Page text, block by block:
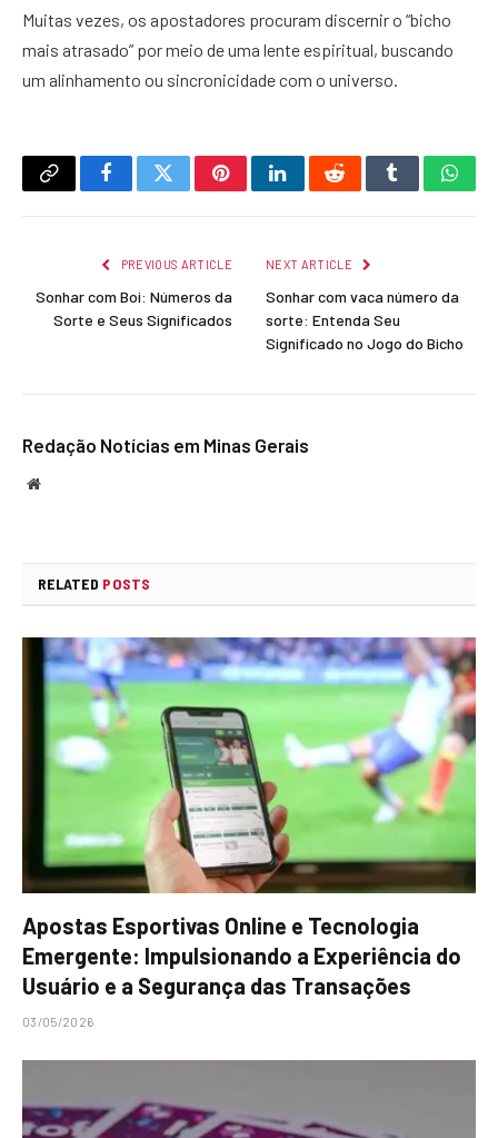
Muitas vezes, os apostadores procuram discernir o “bicho
mais atrasado” por meio de uma lente espiritual, buscando
um alinhamento ou sincronicidade com o universo.
Copy
FacebookTwitterPinterestLinkedInRedditTumblr
PREVIOUS ARTICLE
Sonhar com Boi: Números da
Sorte e Seus Significados
NEXT ARTICLE
Sonhar com vaca número da
sorte: Entenda Seu
Significado no Jogo do Bicho
Redação Notícias em Minas Gerais
Website
RELATED POSTS
Apostas Esportivas Online e Tecnologia
Emergente: Impulsionando a Experiência do
Usuário e a Segurança das Transações
03/05/2026